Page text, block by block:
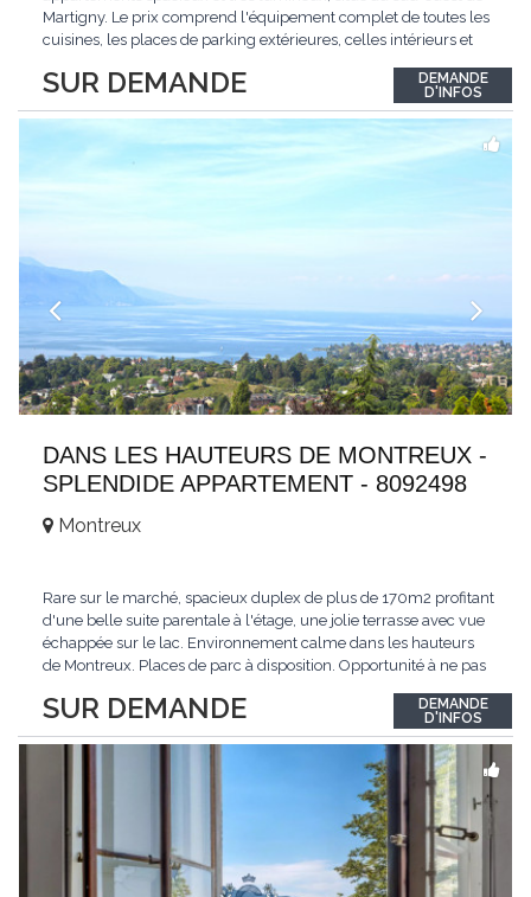
SUR DEMANDE
Martigny. Le prix comprend l'équipement complet de toutes les
cuisines, les places de parking extérieures, celles intérieurs et
opportunité exclusive avec un rendement intéressant. Plus
d'informations...
DEMANDE
D'INFOS
DANS LES HAUTEURS DE MONTREUX -
SPLENDIDE APPARTEMENT - 8092498
SUR DEMANDE
Montreux
Rare sur le marché, spacieux duplex de plus de 170m2 profitant
d'une belle suite parentale à l'étage, une jolie terrasse avec vue
échappée sur le lac. Environnement calme dans les hauteurs
de Montreux. Places de parc à disposition. Opportunité à ne pas
auf dem Markt, geräumiges Duplex von mehr als 170m2 mit
einer schönen...
DEMANDE
D'INFOS